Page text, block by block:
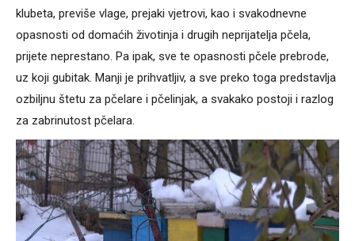
klubeta, previše vlage, prejaki vjetrovi, kao i svakodnevne
opasnosti od domaćih životinja i drugih neprijatelja pčela,
prijete neprestano. Pa ipak, sve te opasnosti pčele prebrode,
uz koji gubitak. Manji je prihvatljiv, a sve preko toga predstavlja
ozbiljnu štetu za pčelare i pčelinjak, a svakako postoji i razlog
za zabrinutost pčelara.